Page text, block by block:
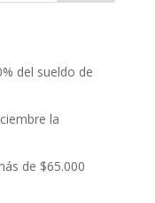
del sueldo de
la
de $65.000